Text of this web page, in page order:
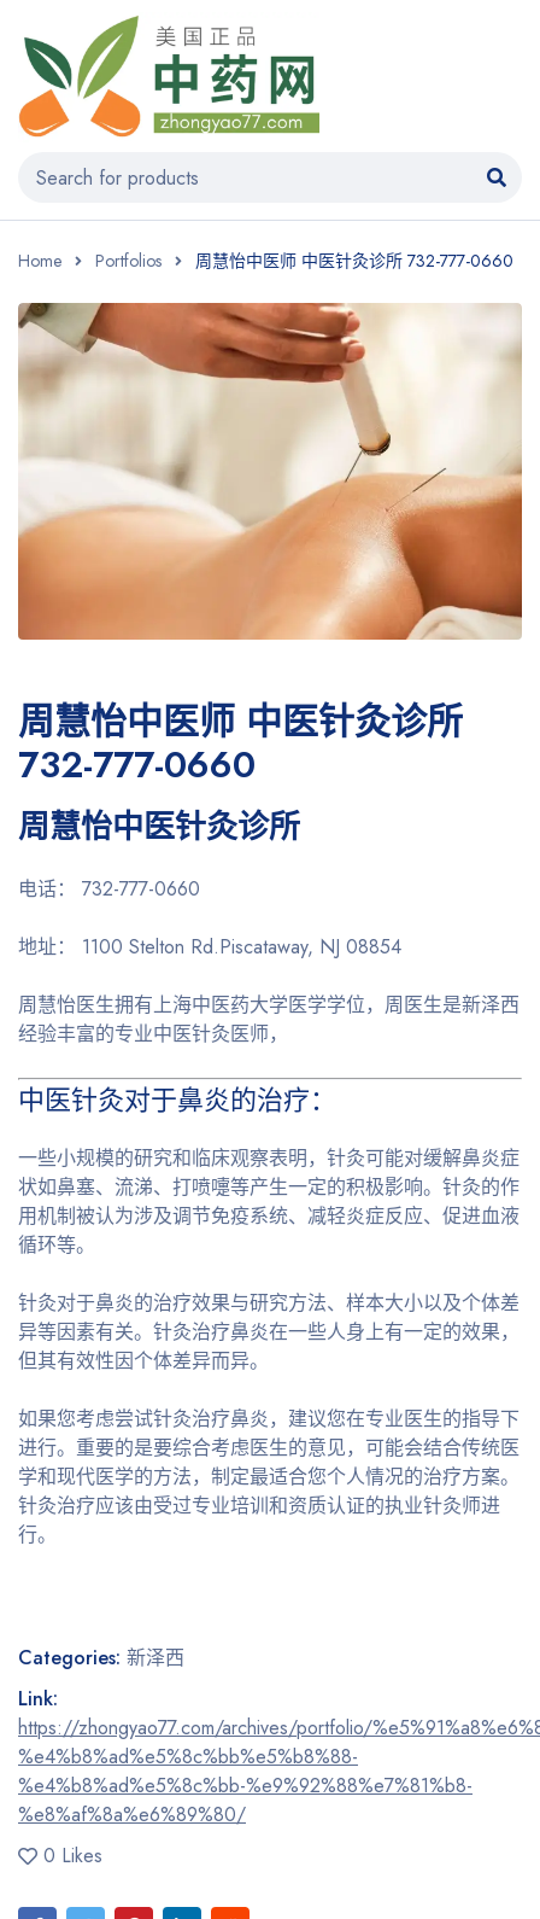
Home Portfolios 周慧怡中医师 中医针灸诊所 732-777-0660
周慧怡中医师 中医针灸诊所
732-777-0660
周慧怡中医针灸诊所
电话： 732-777-0660
地址： 1100 Stelton Rd.Piscataway, NJ 08854
周慧怡医生拥有上海中医药大学医学学位，周医生是新泽西
经验丰富的专业中医针灸医师，
中医针灸对于鼻炎的治疗：
一些小规模的研究和临床观察表明，针灸可能对缓解鼻炎症
状如鼻塞、流涕、打喷嚏等产生一定的积极影响。针灸的作
用机制被认为涉及调节免疫系统、减轻炎症反应、促进血液
循环等。
针灸对于鼻炎的治疗效果与研究方法、样本大小以及个体差
异等因素有关。针灸治疗鼻炎在一些人身上有一定的效果，
但其有效性因个体差异而异。
如果您考虑尝试针灸治疗鼻炎，建议您在专业医生的指导下
进行。重要的是要综合考虑医生的意见，可能会结合传统医
学和现代医学的方法，制定最适合您个人情况的治疗方案。
针灸治疗应该由受过专业培训和资质认证的执业针灸师进
行。
Categories: 新泽西
Link:
https://zhongyao77.com/archives/portfolio/
%e4%b8%ad%e5%8c%bb%e5%b8%88-
%e4%b8%ad%e5%8c%bb-%e9%92%88%e7%81%b8-
%e8%af%8a%e6%89%80/
0 Likes